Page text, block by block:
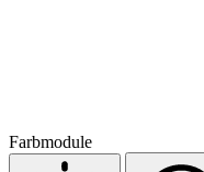
Farbmodule